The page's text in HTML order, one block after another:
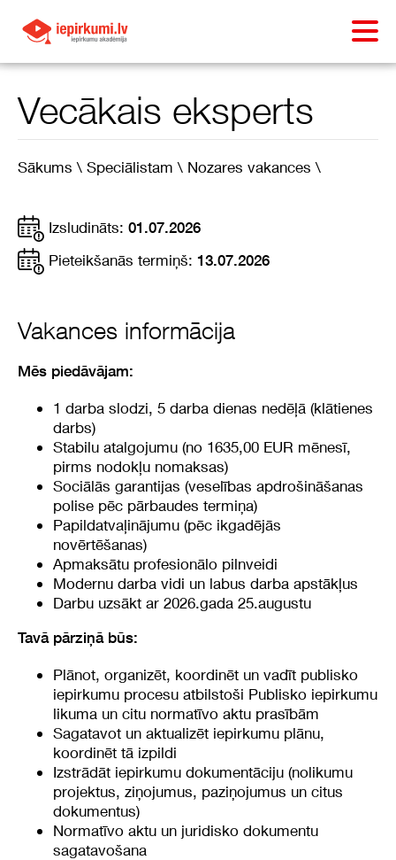
Vecākais eksperts
Sākums \ Speciālistam \ Nozares vakances \
Izsludināts: 01.07.2026
Pieteikšanās termiņš: 13.07.2026
Vakances informācija
Mēs piedāvājam:
1 darba slodzi, 5 darba dienas nedēļā (klātienes
darbs)
Stabilu atalgojumu (no 1635,00 EUR mēnesī,
pirms nodokļu nomaksas)
Sociālās garantijas (veselības apdrošināšanas
polise pēc pārbaudes termiņa)
Papildatvaļinājumu (pēc ikgadējās
novērtēšanas)
Apmaksātu profesionālo pilnveidi
Modernu darba vidi un labus darba apstākļus
Darbu uzsākt ar 2026.gada 25.augustu
Tavā pārziņā būs:
Plānot, organizēt, koordinēt un vadīt publisko
iepirkumu procesu atbilstoši Publisko iepirkumu
likuma un citu normatīvo aktu prasībām
Sagatavot un aktualizēt iepirkumu plānu,
koordinēt tā izpildi
Izstrādāt iepirkumu dokumentāciju (nolikumu
projektus, ziņojumus, paziņojumus un citus
dokumentus)
Normatīvo aktu un juridisko dokumentu
sagatavošana